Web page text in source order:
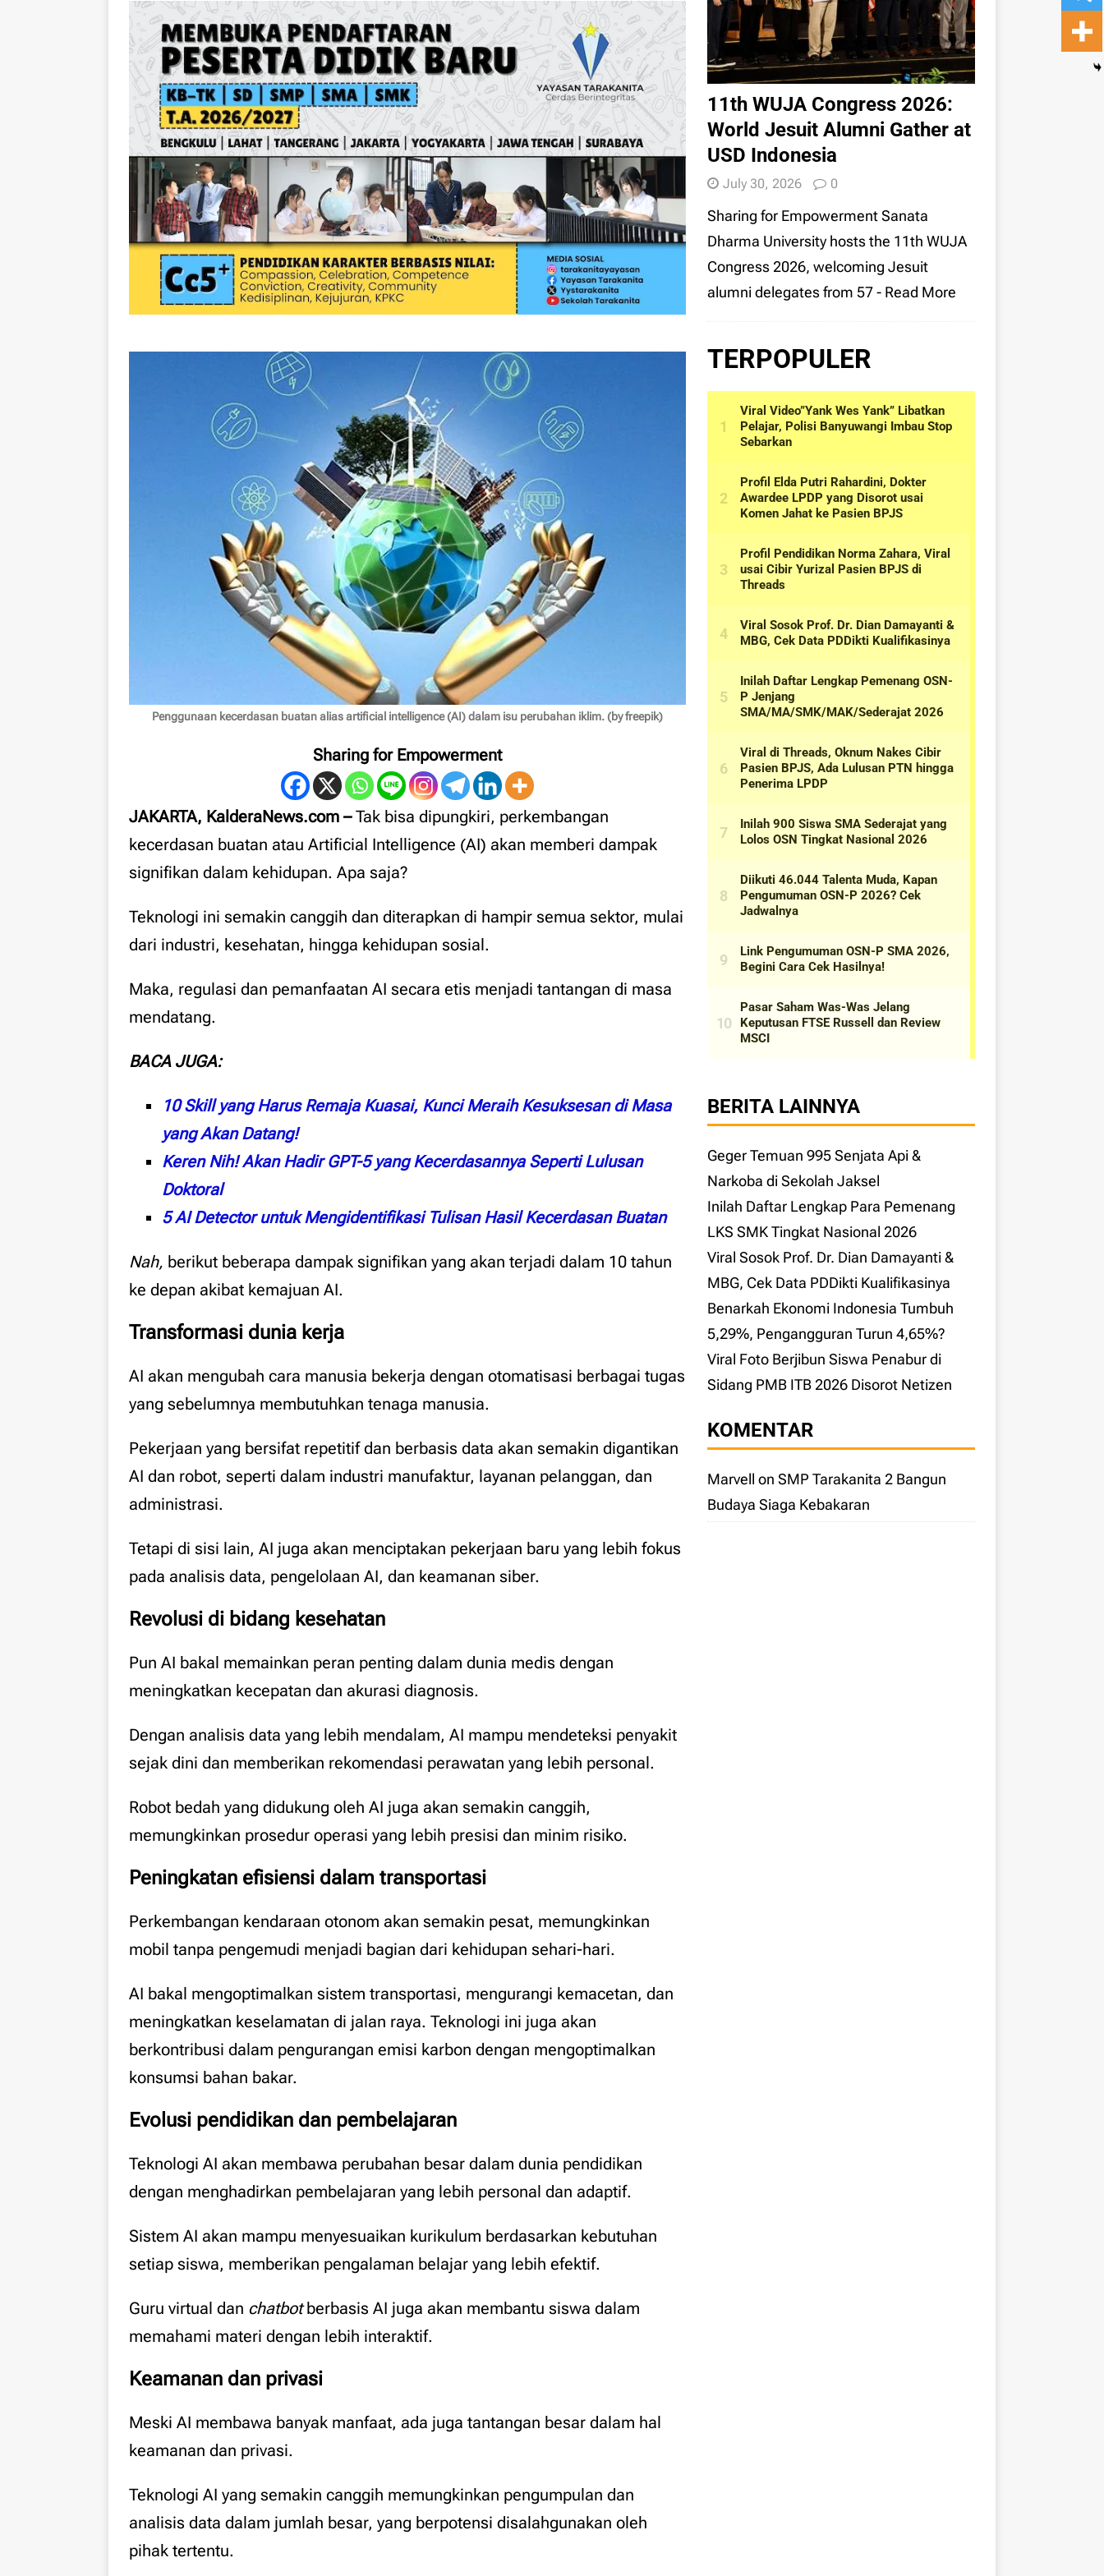
[ August 6, 2026 ]
Geger Temuan 995 Senjata Api & Narkoba di Sekolah
Jaksel
EDUNEWS
Penggunaan kecerdasan buatan alias artificial intelligence (AI) dalam isu perubahan iklim. (by freepik)
Sharing for Empowerment
JAKARTA, KalderaNews.com –Tak bisa dipungkiri, perkembangan
kecerdasan buatan atau Artificial Intelligence (AI) akan memberi dampak
signifikan dalam kehidupan. Apa saja?
Teknologi ini semakin canggih dan diterapkan di hampir semua sektor, mulai
dari industri, kesehatan, hingga kehidupan sosial.
Maka, regulasi dan pemanfaatan AI secara etis menjadi tantangan di masa
mendatang.
BACA JUGA:
10 Skill yang Harus Remaja Kuasai, Kunci Meraih Kesuksesan di Masa
yang Akan Datang!
Keren Nih! Akan Hadir GPT-5 yang Kecerdasannya Seperti Lulusan
Doktoral
5 AI Detector untuk Mengidentifikasi Tulisan Hasil Kecerdasan Buatan
Nah, berikut beberapa dampak signifikan yang akan terjadi dalam 10 tahun
ke depan akibat kemajuan AI.
Transformasi dunia kerja
AI akan mengubah cara manusia bekerja dengan otomatisasi berbagai tugas
yang sebelumnya membutuhkan tenaga manusia.
Pekerjaan yang bersifat repetitif dan berbasis data akan semakin digantikan
AI dan robot, seperti dalam industri manufaktur, layanan pelanggan, dan
administrasi.
Tetapi di sisi lain, AI juga akan menciptakan pekerjaan baru yang lebih fokus
pada analisis data, pengelolaan AI, dan keamanan siber.
Revolusi di bidang kesehatan
Pun AI bakal memainkan peran penting dalam dunia medis dengan
meningkatkan kecepatan dan akurasi diagnosis.
Dengan analisis data yang lebih mendalam, AI mampu mendeteksi penyakit
sejak dini dan memberikan rekomendasi perawatan yang lebih personal.
Robot bedah yang didukung oleh AI juga akan semakin canggih,
memungkinkan prosedur operasi yang lebih presisi dan minim risiko.
Peningkatan efisiensi dalam transportasi
Perkembangan kendaraan otonom akan semakin pesat, memungkinkan
mobil tanpa pengemudi menjadi bagian dari kehidupan sehari-hari.
AI bakal mengoptimalkan sistem transportasi, mengurangi kemacetan, dan
meningkatkan keselamatan di jalan raya. Teknologi ini juga akan
berkontribusi dalam pengurangan emisi karbon dengan mengoptimalkan
konsumsi bahan bakar.
Evolusi pendidikan dan pembelajaran
Teknologi AI akan membawa perubahan besar dalam dunia pendidikan
dengan menghadirkan pembelajaran yang lebih personal dan adaptif.
Sistem AI akan mampu menyesuaikan kurikulum berdasarkan kebutuhan
setiap siswa, memberikan pengalaman belajar yang lebih efektif.
Guru virtual dan chatbotberbasis AI juga akan membantu siswa dalam
memahami materi dengan lebih interaktif.
Keamanan dan privasi
Meski AI membawa banyak manfaat, ada juga tantangan besar dalam hal
keamanan dan privasi.
Teknologi AI yang semakin canggih memungkinkan pengumpulan dan
analisis data dalam jumlah besar, yang berpotensi disalahgunakan oleh
pihak tertentu.
11th WUJA Congress 2026:
World Jesuit Alumni Gather at
USD Indonesia
July 30, 2026 0
Sharing for Empowerment Sanata
Dharma University hosts the 11th WUJA
Congress 2026, welcoming Jesuit
alumni delegates from 57- Read More
TERPOPULER
BERITA LAINNYA
Geger Temuan 995 Senjata Api &
Narkoba di Sekolah Jaksel
Inilah Daftar Lengkap Para Pemenang
LKS SMK Tingkat Nasional 2026
Viral Sosok Prof. Dr. Dian Damayanti &
MBG, Cek Data PDDikti Kualifikasinya
Benarkah Ekonomi Indonesia Tumbuh
5,29%, Pengangguran Turun 4,65%?
Viral Foto Berjibun Siswa Penabur di
Sidang PMB ITB 2026 Disorot Netizen
KOMENTAR
Marvell on SMP Tarakanita 2 Bangun
Budaya Siaga Kebakaran